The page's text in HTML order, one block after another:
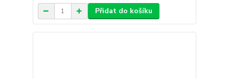
Přidat do košíku